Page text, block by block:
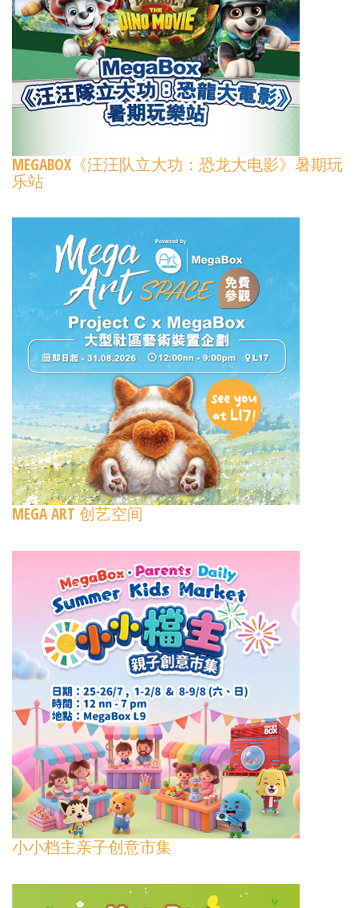
MEGABOX《汪汪队立大功：恐龙大电影》暑期玩
乐站
MEGA ART 创艺空间
小小档主亲子创意市集